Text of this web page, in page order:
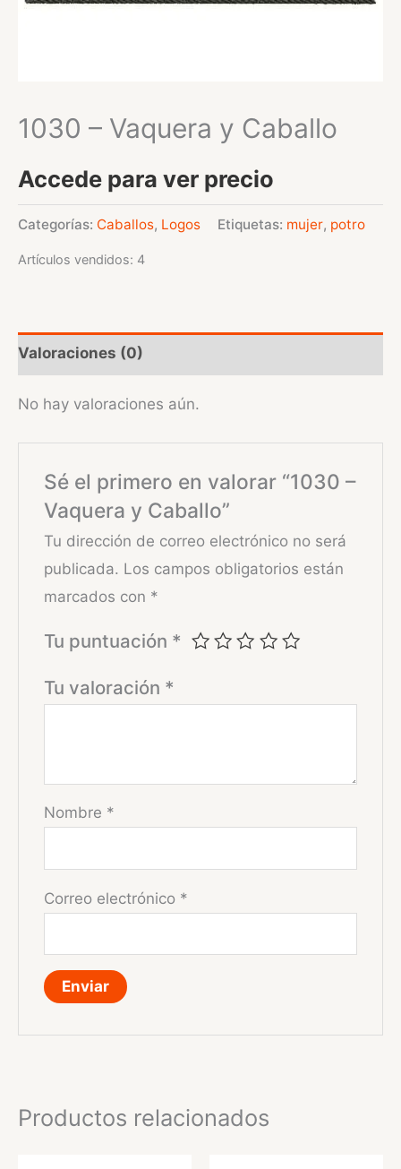
1030 – Vaquera y Caballo
Accede para ver precio
Categorías: Caballos, Logos Etiquetas: mujer, potro
Artículos vendidos: 4
Valoraciones (0)
No hay valoraciones aún.
Sé el primero en valorar “1030 –
Vaquera y Caballo”
Tu dirección de correo electrónico no será
publicada. Los campos obligatorios están
marcados con *
Tu puntuación *
Tu valoración *
Nombre *
Correo electrónico *
Productos relacionados